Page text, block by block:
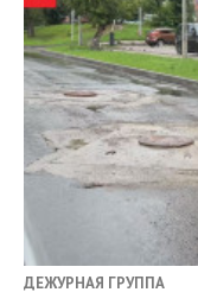
ДЕЖУРНАЯ ГРУППА